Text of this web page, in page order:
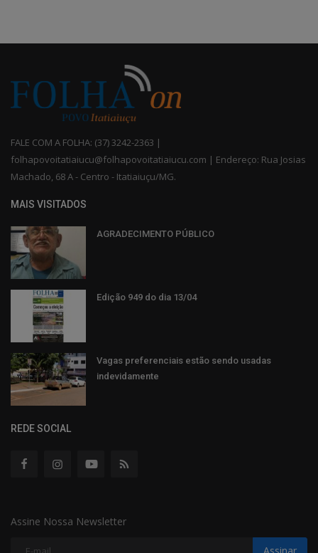
FALE COM A FOLHA: (37) 3242-2363 |
folhapovoitatiaiucu@folhapovoitatiaiucu.com | Endereço: Rua Josias
Machado, 68 A - Centro - Itatiaiuçu/MG.
MAIS VISITADOS
AGRADECIMENTO PÚBLICO
Edição 949 do dia 13/04
Vagas preferenciais estão sendo usadas
indevidamente
REDE SOCIAL
Assine Nossa Newsletter